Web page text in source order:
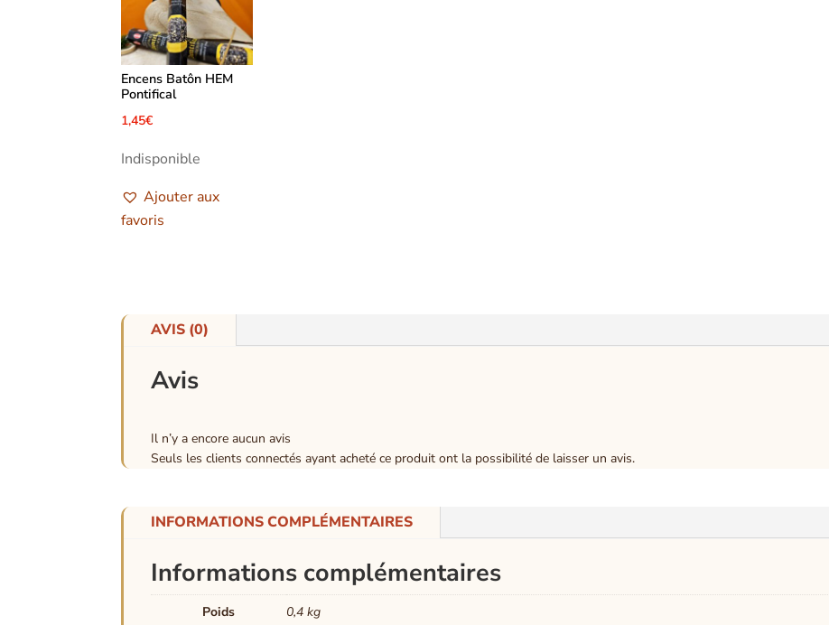
Encens Batôn HEM
Pontifical
1,45€
Indisponible
Ajouter aux
favoris
AVIS (0)
Avis
Il n’y a encore aucun avis
Seuls les clients connectés ayant acheté ce produit ont la possibilité de laisser un avis.
INFORMATIONS COMPLÉMENTAIRES
Informations complémentaires
Poids 0,4 kg